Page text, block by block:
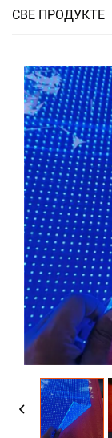
СВЕ ПРОДУКТЕ